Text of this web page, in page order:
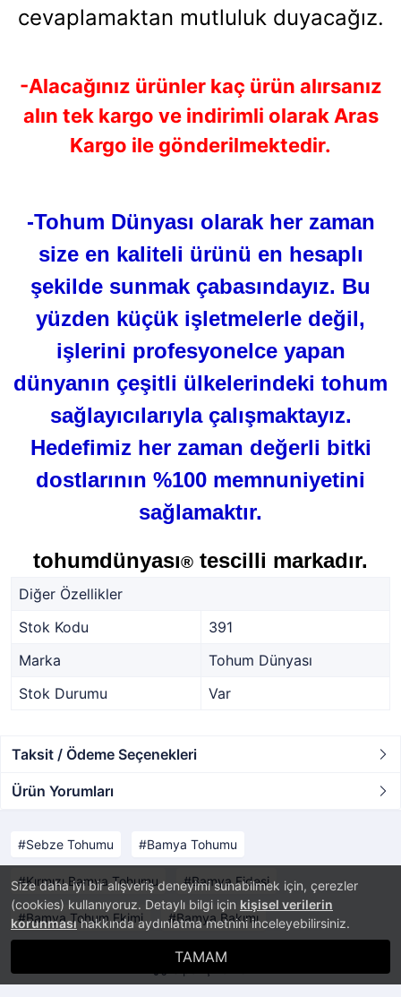
Size daha iyi bir alışveriş deneyimi sunabilmek için, çerezler
(cookies) kullanıyoruz. Detaylı bilgi için kişisel verilerin
korunmasıhakkında aydınlatma metnini inceleyebilirsiniz.
TAMAM
cevaplamaktan mutluluk duyacağız.
-Alacağınız ürünler kaç ürün alırsanız
alın tek kargo ve indirimli olarak Aras
Kargo ile gönderilmektedir.
-Tohum Dünyası olarak her zaman
size en kaliteli ürünü en hesaplı
şekilde sunmak çabasındayız. Bu
yüzden küçük işletmelerle değil,
işlerini profesyonelce yapan
dünyanın çeşitli ülkelerindeki tohum
sağlayıcılarıyla çalışmaktayız.
Hedefimiz her zaman değerli bitki
dostlarının %100 memnuniyetini
sağlamaktır.
tohumdünyası® tescilli markadır.
Diğer Özellikler
Stok Kodu
391
Marka
Tohum Dünyası
Stok Durumu
Var
Taksit / Ödeme Seçenekleri
Ürün Yorumları
Sebze Tohumu Bamya Tohumu
Kırmızı Bamya Tohumu Bamya Fidesi
Bamya Tohum Ekimi Bamya Bakımı